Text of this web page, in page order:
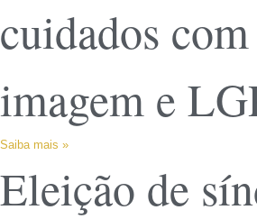
cuidados com
imagem e
Saiba mais »
Eleição de